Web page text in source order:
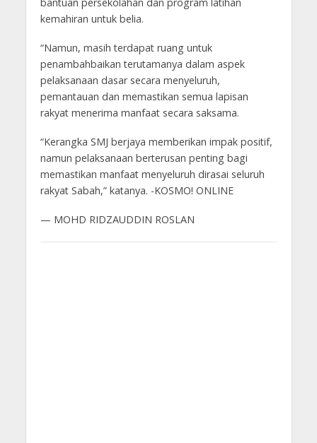
kemahiran untuk belia.
“Namun, masih terdapat ­ruang untuk
penambahbaikan terutamanya dalam aspek
pelaksanaan dasar secara menyeluruh,
pemantauan dan memastikan semua lapisan
rakyat menerima manfaat secara saksama.
“Kerangka SMJ berjaya memberikan impak positif,
namun pelaksanaan berterusan penting bagi
memastikan manfaat menyeluruh dirasai seluruh
rakyat Sabah,” katanya. -KOSMO! ONLINE
— MOHD RIDZAUDDIN ROSLAN